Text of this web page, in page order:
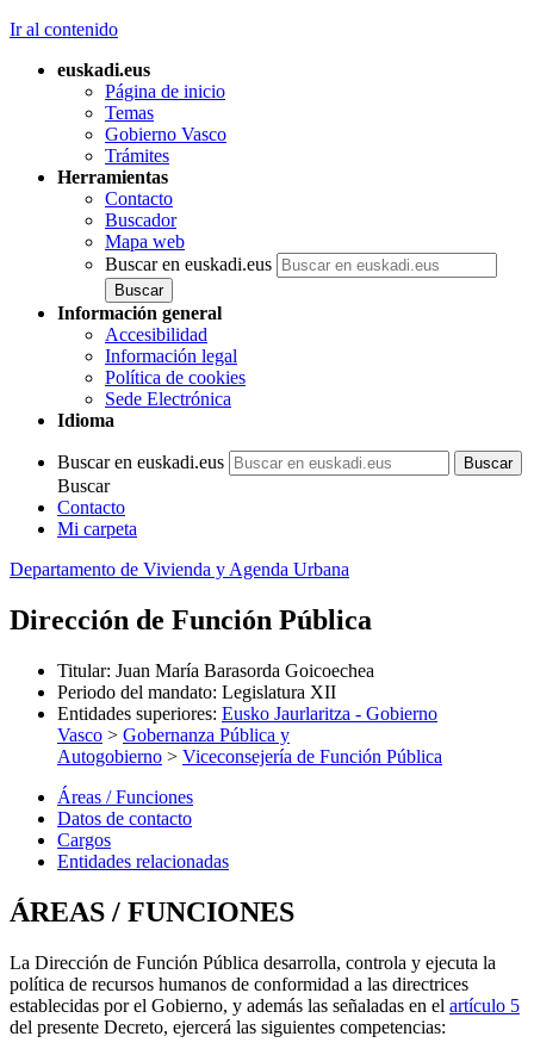
Ir al contenido
euskadi.eus
Página de inicio
Temas
Gobierno Vasco
Trámites
Herramientas
Contacto
Buscador
Mapa web
Buscar en euskadi.eus
Información general
Accesibilidad
Información legal
Política de cookies
Sede Electrónica
Idioma
Buscar en euskadi.eus
Buscar
Contacto
Mi carpeta
Departamento de Vivienda y Agenda Urbana
Dirección de Función Pública
Titular: Juan María Barasorda Goicoechea
Periodo del mandato: Legislatura XII
Entidades superiores: Eusko Jaurlaritza - Gobierno
Vasco > Gobernanza Pública y
Autogobierno > Viceconsejería de Función Pública
Áreas / Funciones
Datos de contacto
Cargos
Entidades relacionadas
ÁREAS / FUNCIONES
La Dirección de Función Pública desarrolla, controla y ejecuta la
política de recursos humanos de conformidad a las directrices
establecidas por el Gobierno, y además las señaladas en el artículo 5
del presente Decreto, ejercerá las siguientes competencias: